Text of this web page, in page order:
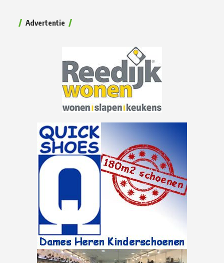
Advertentie